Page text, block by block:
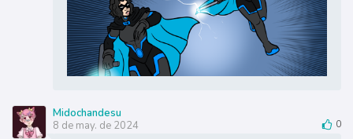
Midochandesu
8 de may. de 2024
0